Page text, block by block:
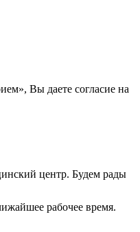
Вы даете согласие на
центр. Будем рады
рабочее время.